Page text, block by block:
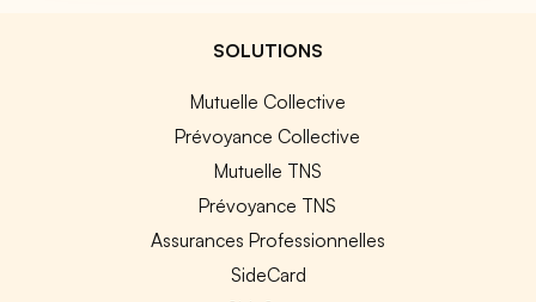
SOLUTIONS
Mutuelle Collective
Prévoyance Collective
Mutuelle TNS
Prévoyance TNS
Assurances Professionnelles
SideCard